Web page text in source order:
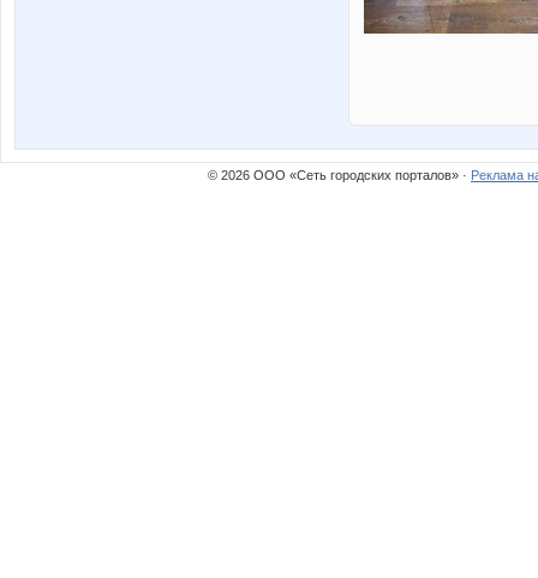
© 2026 ООО «Сеть городских порталов» · Реклама